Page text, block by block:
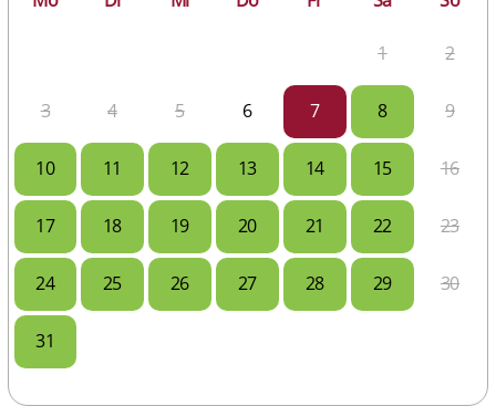
1 2
3 4 5 6 7 8 9
10 11 12 13 14 15 16
17 18 19 20 21 22 23
24 25 26 27 28 29 30
31